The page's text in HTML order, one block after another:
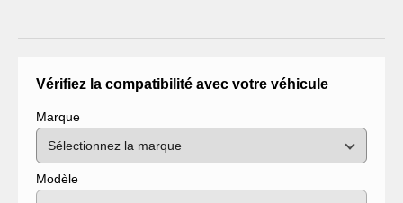
Vérifiez la compatibilité avec votre véhicule
Marque
Modèle